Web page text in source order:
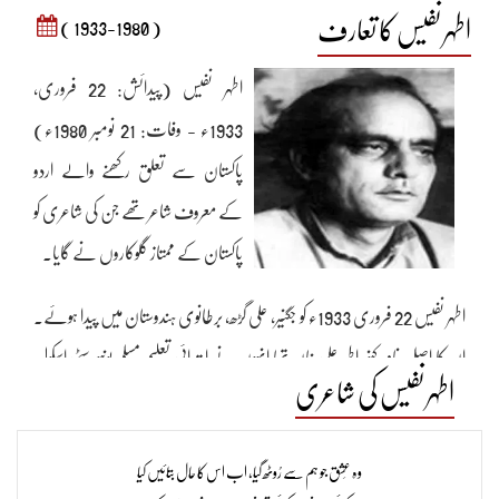
اطہر نفیس کا تعارف ( 1933-1980 )
اطہر نفیس (پیدائش: 22 فروری،
1933ء - وفات: 21 نومبر 1980ء)
پاکستان سے تعلق رکھنے والے اردو
کے معروف شاعر تھے جن کی شاعری کو
پاکستان کے ممتاز گلوکاروں نے گایا۔
اطہر نفیس 22 فروری 1933ء کو جگنیر، علی گڑھ، برطانوی ہندوستان میں پیدا ہوئے۔
ان کا اصل نام کنور اطہر علی خاں تھا انہوں نے ابتدائی تعلیم مسلم یونیورسٹی اسکول
اطہر نفیس کی شاعری
وہ عِشق جو ہم سے رُوٹھ گیا، اب اس کا حال بتائیں کیا